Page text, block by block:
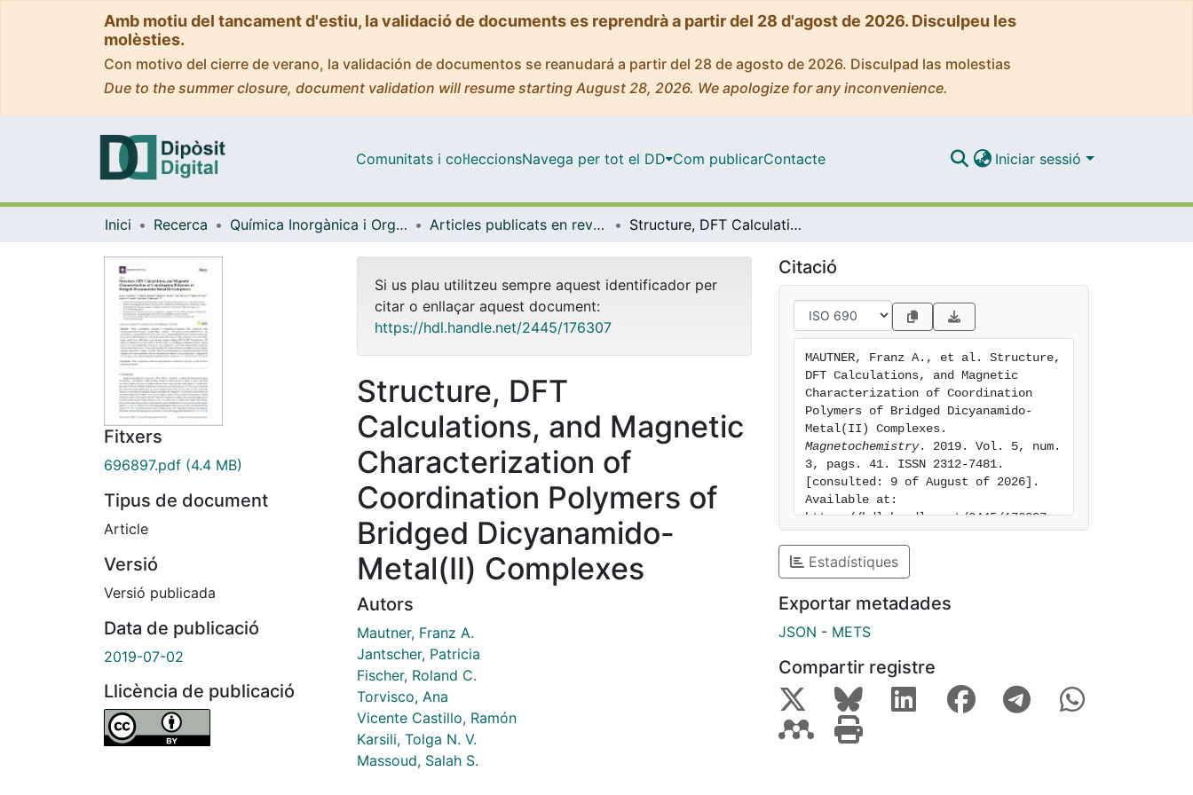
Amb motiu del tancament d'estiu, la validació de documents es reprendrà a partir del 28 d'agost de 2026. Disculpeu les
molèsties.
Con motivo del cierre de verano, la validación de documentos se reanudará a partir del 28 de agosto de 2026. Disculpad las molestias
Due to the summer closure, document validation will resume starting August 28, 2026. We apologize for any inconvenience.
Comunitats i col·leccionsNavega per tot el DD Com publicarContacte Iniciar sessió
Inici Recerca Química Inorgànica i Orgànica Articles publicats en revistes (Química Inorgànica i Orgànica) Structure, DFT Calculations, and Magnetic Characterization of Coordination Polymers of Bridged Dicyanamido-Metal(II) Complexes
Fitxers
696897.pdf (4.4 MB)
Tipus de document
Article
Versió
Versió publicada
Data de publicació
2019-07-02
Llicència de publicació
Si us plau utilitzeu sempre aquest identificador per
citar o enllaçar aquest document:
https://hdl.handle.net/2445/176307
Structure, DFT
Calculations, and Magnetic
Characterization of
Coordination Polymers of
Bridged Dicyanamido-
Metal(II) Complexes
Autors
Mautner, Franz A.
Jantscher, Patricia
Fischer, Roland C.
Torvisco, Ana
Vicente Castillo, Ramón
Karsili, Tolga N. V.
Massoud, Salah S.
Citació
MAUTNER, Franz A., et al. Structure,
DFT Calculations, and Magnetic
Characterization of Coordination
Polymers of Bridged Dicyanamido-
Magnetochemistry. 2019. Vol. 5, num.
3, pags. 41. ISSN 2312-7481.
[consulted: 9 of August of 2026].
Available at:
https://hdl.handle.net/2445/176307
Estadístiques
Exportar metadades
JSON - METS
Compartir registre